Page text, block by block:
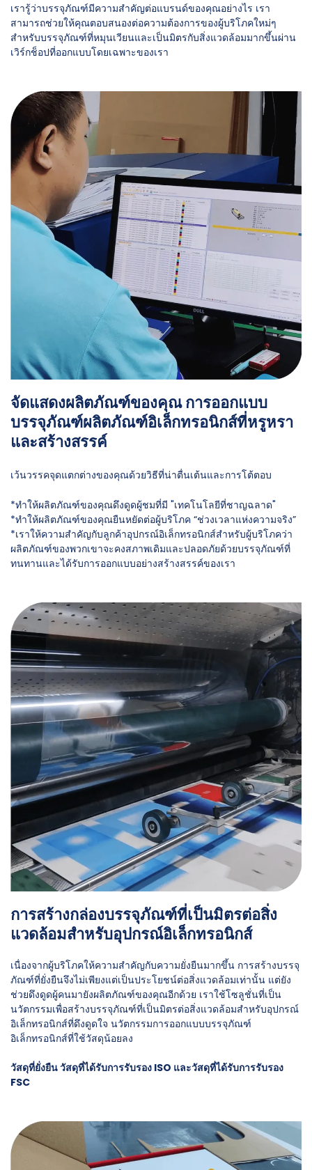
เรารู้ว่าบรรจุภัณฑ์มีความสำคัญต่อแบรนด์ของคุณอย่างไร เรา
สามารถช่วยให้คุณตอบสนองต่อความต้องการของผู้บริโภคใหม่ๆ
สำหรับบรรจุภัณฑ์ที่หมุนเวียนและเป็นมิตรกับสิ่งแวดล้อมมากขึ้นผ่าน
เวิร์กช็อปที่ออกแบบโดยเฉพาะของเรา
จัดแสดงผลิตภัณฑ์ของคุณ การออกแบบ
บรรจุภัณฑ์ผลิตภัณฑ์อิเล็กทรอนิกส์ที่หรูหรา
และสร้างสรรค์
เว้นวรรคจุดแตกต่างของคุณด้วยวิธีที่น่าตื่นเต้นและการโต้ตอบ
*ทำให้ผลิตภัณฑ์ของคุณดึงดูดผู้ชมที่มี "เทคโนโลยีที่ชาญฉลาด"
*ทำให้ผลิตภัณฑ์ของคุณยืนหยัดต่อผู้บริโภค “ช่วงเวลาแห่งความจริง”
*เราให้ความสำคัญกับลูกค้าอุปกรณ์อิเล็กทรอนิกส์สำหรับผู้บริโภคว่า
ผลิตภัณฑ์ของพวกเขาจะคงสภาพเดิมและปลอดภัยด้วยบรรจุภัณฑ์ที่
ทนทานและได้รับการออกแบบอย่างสร้างสรรค์ของเรา
การสร้างกล่องบรรจุภัณฑ์ที่เป็นมิตรต่อสิ่ง
แวดล้อมสำหรับอุปกรณ์อิเล็กทรอนิกส์
เนื่องจากผู้บริโภคให้ความสำคัญกับความยั่งยืนมากขึ้น การสร้างบรรจุ
ภัณฑ์ที่ยั่งยืนจึงไม่เพียงแต่เป็นประโยชน์ต่อสิ่งแวดล้อมเท่านั้น แต่ยัง
ช่วยดึงดูดผู้คนมายังผลิตภัณฑ์ของคุณอีกด้วย เราใช้โซลูชั่นที่เป็น
นวัตกรรมเพื่อสร้างบรรจุภัณฑ์ที่เป็นมิตรต่อสิ่งแวดล้อมสำหรับอุปกรณ์
อิเล็กทรอนิกส์ที่ดึงดูดใจ นวัตกรรมการออกแบบบรรจุภัณฑ์
อิเล็กทรอนิกส์ที่ใช้วัสดุน้อยลง
วัสดุที่ยั่งยืน วัสดุที่ได้รับการรับรอง ISO และวัสดุที่ได้รับการรับรอง
FSC